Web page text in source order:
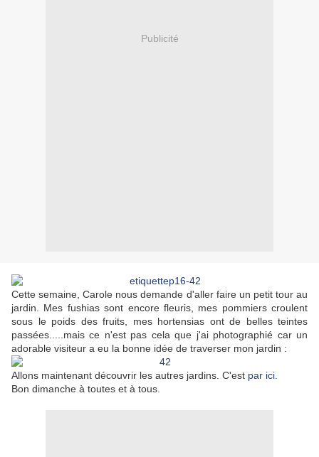
Publicité
Cette semaine, Carole nous demande d'aller faire un petit tour au
jardin. Mes fushias sont encore fleuris, mes pommiers croulent
sous le poids des fruits, mes hortensias ont de belles teintes
passées.....mais ce n'est pas cela que j'ai photographié car un
adorable visiteur a eu la bonne idée de traverser mon jardin :
Allons maintenant découvrir les autres jardins. C'est par ici.
Bon dimanche à toutes et à tous.